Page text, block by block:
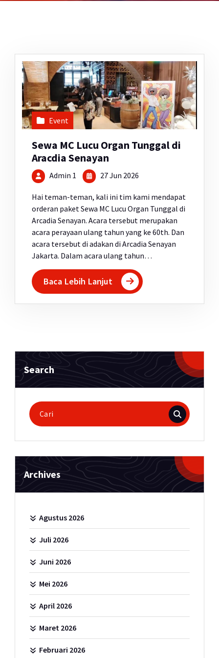
Event
Sewa MC Lucu Organ Tunggal di
Aracdia Senayan
Admin 1 27 Jun 2026
Hai teman-teman, kali ini tim kami mendapat
orderan paket Sewa MC Lucu Organ Tunggal di
Arcadia Senayan. Acara tersebut merupakan
acara perayaan ulang tahun yang ke 60th. Dan
acara tersebut di adakan di Arcadia Senayan
Jakarta. Dalam acara ulang tahun…
Baca Lebih Lanjut
Search
Pencarian
untuk:
Archives
Agustus 2026
Juli 2026
Juni 2026
Mei 2026
April 2026
Maret 2026
Februari 2026